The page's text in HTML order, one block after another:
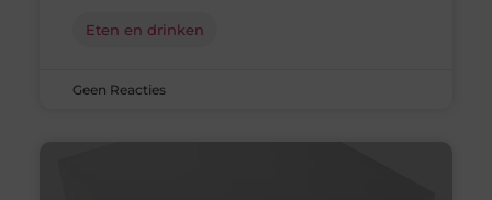
Eten en drinken
Geen Reacties